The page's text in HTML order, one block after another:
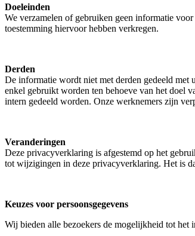
Doeleinden
We verzamelen of gebruiken geen informatie
toestemming hiervoor hebben verkregen.
Derden
De informatie wordt niet met derden gedeeld
enkel gebruikt worden ten behoeve van het doel
intern gedeeld worden. Onze werknemers zijn
Veranderingen
Deze privacyverklaring is afgestemd op het
tot wijzigingen in deze privacyverklaring. Het is
Keuzes voor persoonsgegevens
Wij bieden alle bezoekers de mogelijkheid tot